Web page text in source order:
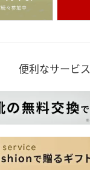
便利なサービス